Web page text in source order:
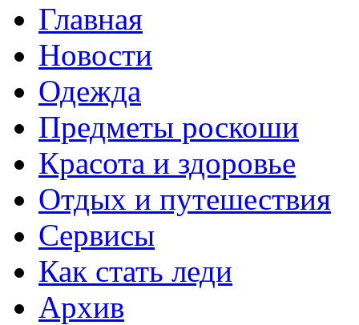
Главная
Новости
Одежда
Предметы роскоши
Красота и здоровье
Отдых и путешествия
Сервисы
Как стать леди
Архив